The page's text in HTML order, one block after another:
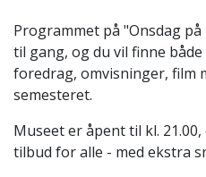
Programmet på "Onsdag
til gang, og du vil finne
foredrag, omvisninger, film
semesteret.
Museet er åpent til kl.
tilbud for alle - med ekstra